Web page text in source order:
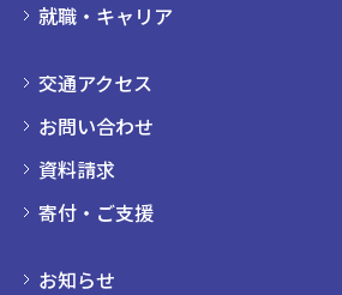
就職・キャリア
交通アクセス
お問い合わせ
資料請求
寄付・ご支援
お知らせ